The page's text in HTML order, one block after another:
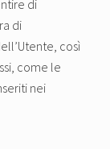
di
di
così
come le
nei